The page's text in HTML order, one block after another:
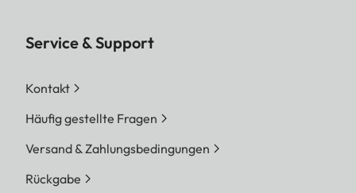
Service & Support
Kontakt
Häufig gestellte Fragen
Versand & Zahlungsbedingungen
Rückgabe